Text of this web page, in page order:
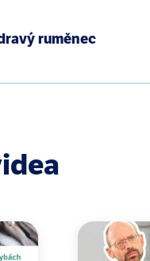
TR, Schecter A.
Perspect. 2010
Liu F, Stewart SL,
Team.
(un)important is
Hines M, Kruse RL,
phthalate
Oct;108(2):177-84.
ruměnec